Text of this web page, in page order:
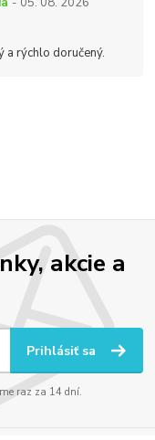
a rýchlo doručený.
akcie a
Prihlásiť sa
raz za 14 dní.